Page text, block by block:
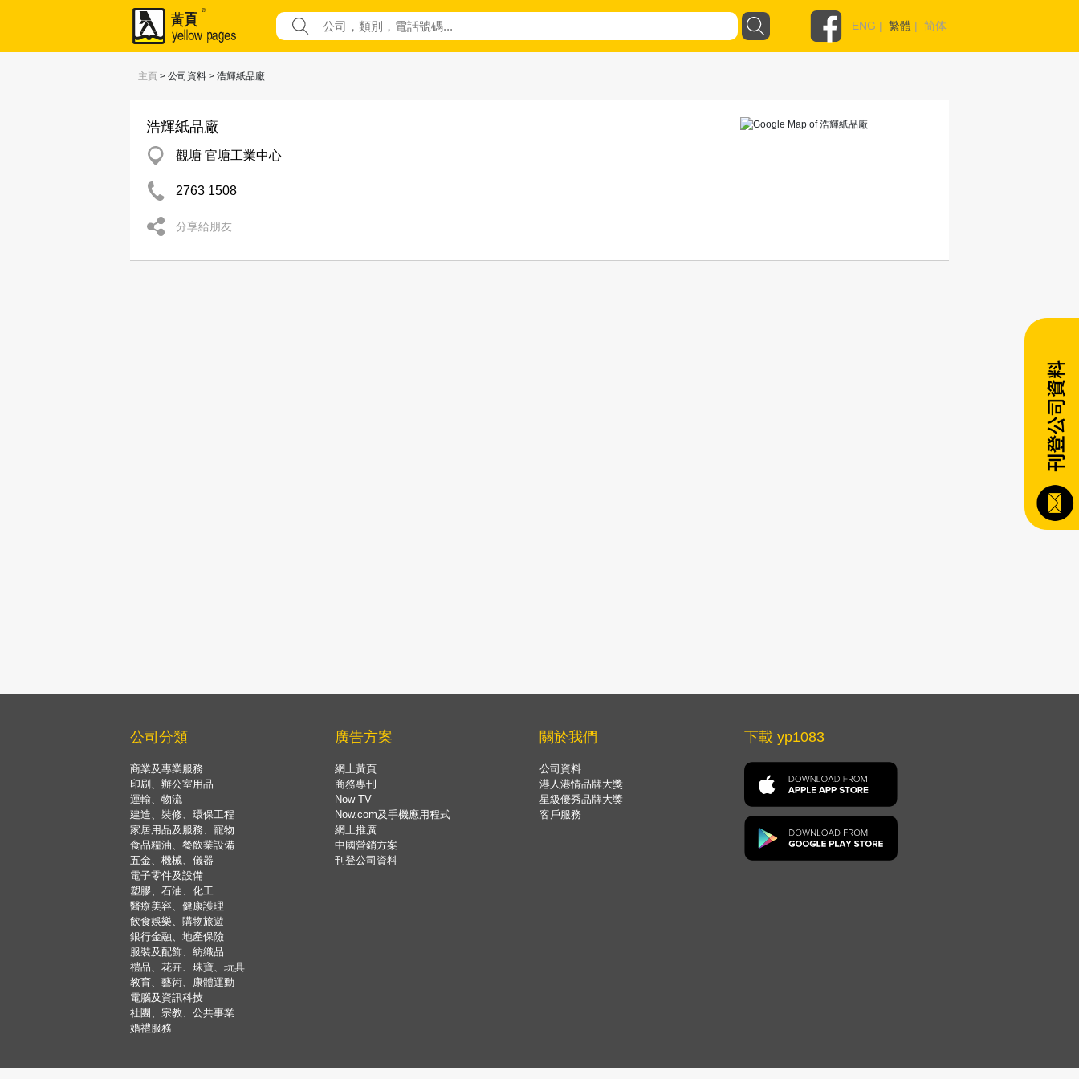
ENG | 繁體 | 简体
主頁 > 公司資料 > 浩輝紙品廠
浩輝紙品廠
觀塘 官塘工業中心
2763 1508
分享給朋友
公司分類
商業及專業服務
印刷、辦公室用品
運輸、物流
建造、裝修、環保工程
家居用品及服務、寵物
食品糧油、餐飲業設備
五金、機械、儀器
電子零件及設備
塑膠、石油、化工
醫療美容、健康護理
飲食娛樂、購物旅遊
銀行金融、地產保險
服裝及配飾、紡織品
禮品、花卉、珠寶、玩具
教育、藝術、康體運動
電腦及資訊科技
社團、宗教、公共事業
婚禮服務
廣告方案
網上黃頁
商務專刊
Now TV
Now.com及手機應用程式
網上推廣
中國營銷方案
刊登公司資料
關於我們
公司資料
港人港情品牌大獎
星級優秀品牌大獎
客戶服務
下載 yp1083